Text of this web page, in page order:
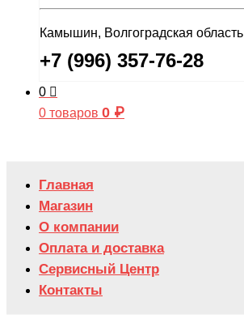
Камышин, Волгоградская область
+7 (996) 357-76-28
0
0 товаров 0 ₽
Главная
Магазин
О компании
Оплата и доставка
Сервисный Центр
Контакты